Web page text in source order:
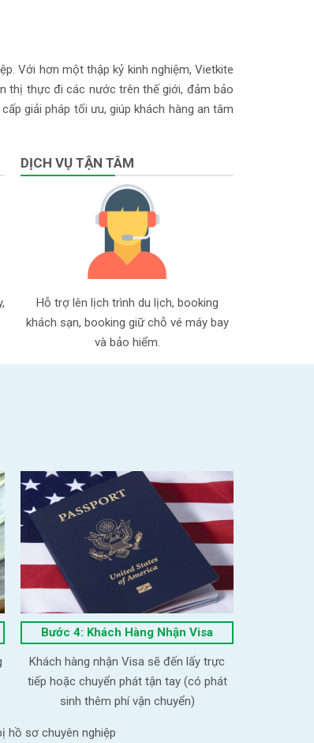
Với hơn một thập kỷ kinh nghiệm, Vietkite
thị thực đi các nước trên thế giới, đảm bảo
giải pháp tối ưu, giúp khách hàng an tâm
DỊCH VỤ TẬN TÂM
Hỗ trợ lên lịch trình du lịch, booking
khách sạn, booking giữ chỗ vé máy bay
và bảo hiểm.
Bước 4: Khách Hàng Nhận Visa
Khách hàng nhận Visa sẽ đến lấy trực
tiếp hoặc chuyển phát tận tay (có phát
sinh thêm phí vận chuyển)
hồ sơ chuyên nghiệp